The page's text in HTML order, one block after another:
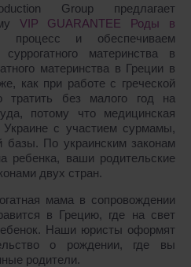
Group предлагает
VIP GUARANTEE Роды в
и обеспечиваем
материнства в
материнства в Греции в
как при работе с греческой
тратить без малого год на
потому что медицинская
с участием сурмамы,
По украинским законам
ребенка, ваши родительские
двух стран.
мама в сопровождении
в Грецию, где на свет
Наши юристы оформят
о рождении, где вы
родители.